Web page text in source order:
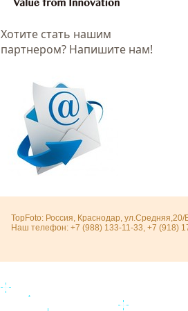
Хотитe стать нашим
партнером? Напишите нам!
TopFoto: Россия, Краснодар, ул.Средняя,20/
Наш телефон: +7 (988) 133-11-33, +7 (918)